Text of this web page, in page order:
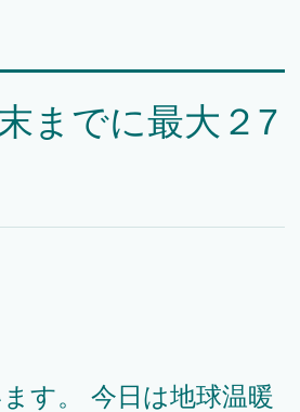
までに最大２7
す。 今日は地球温暖